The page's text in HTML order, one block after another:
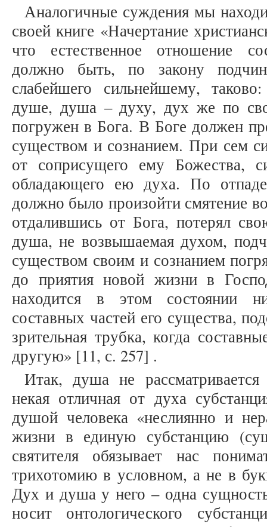
Аналогичные суждения мы
своей книге «Начертание
что естественное отношение
должно быть, по закону
слабейшего сильнейшему,
душе, душа – духу, дух же по
погружен в Бога. В Боге должен
существом и сознанием. При сем
от соприсущего ему Божества,
обладающего ею духа. По
должно было произойти смятение
отдалившись от Бога, потерял
душа, не возвышаемая духом,
существом своим и сознанием
до приятия новой жизни в
находится в этом состоянии
составных частей его существа,
зрительная трубка, когда
другую» [11, с. 257] .
Итак, душа не
некая отличная от духа
душой человека «неслиянно и
жизни в единую субстанцию
святителя обязывает нас
трихотомию в условном, а не в
Дух и душа у него – одна
носит онтологического